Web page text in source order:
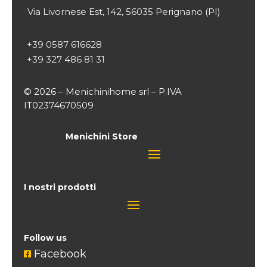
Via Livornese Est, 142, 56035 Perignano (PI)
+39 0587 616628
+39 327 486 81 31
© 2026 – Menichinihome srl – P.IVA
IT02374670509
Menichini Store
I nostri prodotti
Follow us

Facebook